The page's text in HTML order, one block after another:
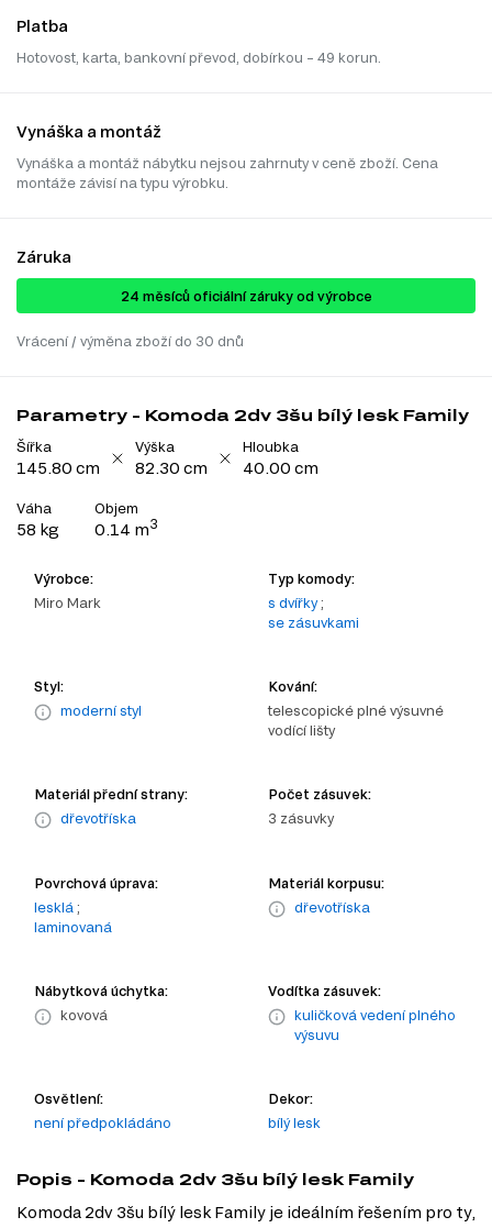
Platba
Hotovost, karta, bankovní převod, dobírkou – 49 korun.
Vynáška a montáž
Vynáška a montáž nábytku nejsou zahrnuty v ceně zboží. Cena
montáže závisí na typu výrobku.
Záruka
24 ​​​​měsíců oficiální záruky od výrobce
Vrácení / výměna zboží do 30 dnů
Parametry - Komoda 2dv 3šu bílý lesk Family
Šířka
145.80 cm
Výška
82.30 cm
Hloubka
40.00 cm
Váha
58 kg
Objem
0.14 m3
Výrobce:
Miro Mark
Typ komody:
s dvířky;
se zásuvkami
Styl:
moderní styl
Kování:
telescopické plné výsuvné
vodící lišty
Materiál přední strany:
dřevotříska
Počet zásuvek:
3 zásuvky
Povrchová úprava:
lesklá ;
laminovaná
Materiál korpusu:
dřevotříska
Nábytková úchytka:
kovová
Vodítka zásuvek:
kuličková vedení plného
výsuvu
Osvětlení:
není předpokládáno
Dekor:
bílý lesk
Popis - Komoda 2dv 3šu bílý lesk Family
Komoda 2dv 3šu bílý lesk Family je ideálním řešením pro ty,